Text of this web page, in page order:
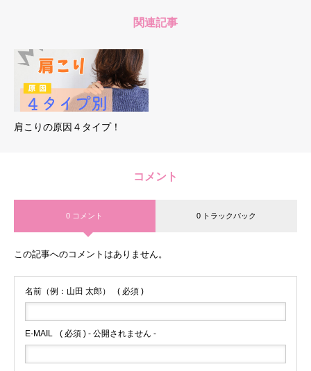
関連記事
肩こりの原因４タイプ！
コメント
0 コメント 0 トラックバック
この記事へのコメントはありません。
名前（例：山田 太郎） ( 必須 )
E-MAIL ( 必須 ) - 公開されません -